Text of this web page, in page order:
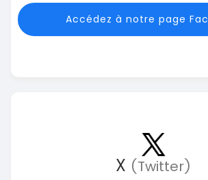
Accédez à notre page
X (Twitter)